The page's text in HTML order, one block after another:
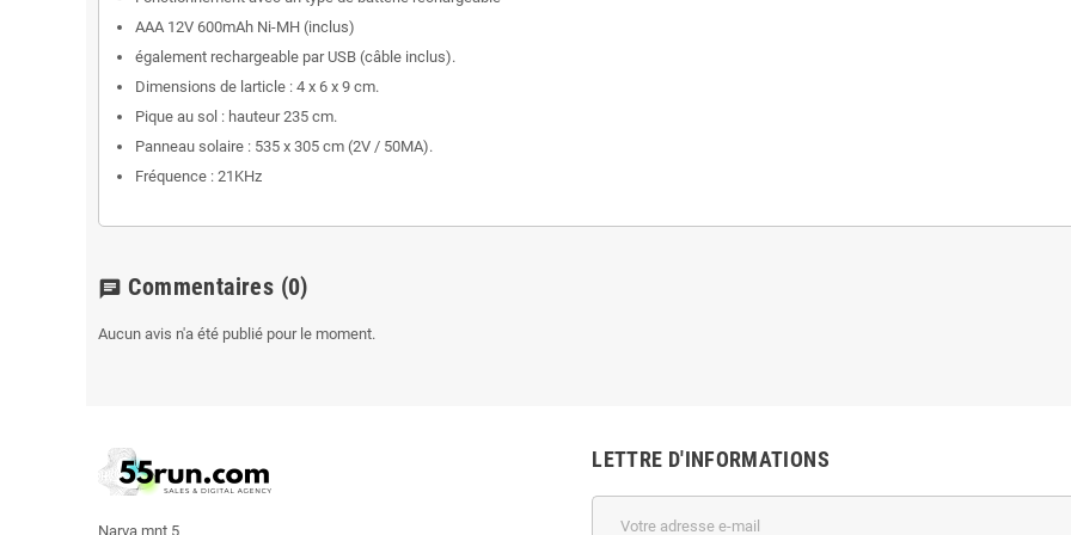
AAA 12V 600mAh Ni-MH (inclus)
également rechargeable par USB (câble inclus).
Dimensions de larticle : 4 x 6 x 9 cm.
Pique au sol : hauteur 235 cm.
Panneau solaire : 535 x 305 cm (2V / 50MA).
Fréquence : 21KHz
chat Commentaires (0)
Aucun avis n'a été publié pour le moment.
Narva mnt 5
LETTRE D'INFORMATIONS